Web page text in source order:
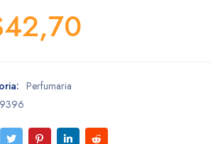
42,70
Perfumaria
9396